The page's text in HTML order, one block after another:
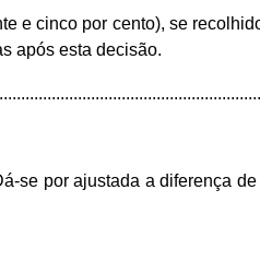
e cinco por cento), se
após esta decisão.
se por ajustada a diferença